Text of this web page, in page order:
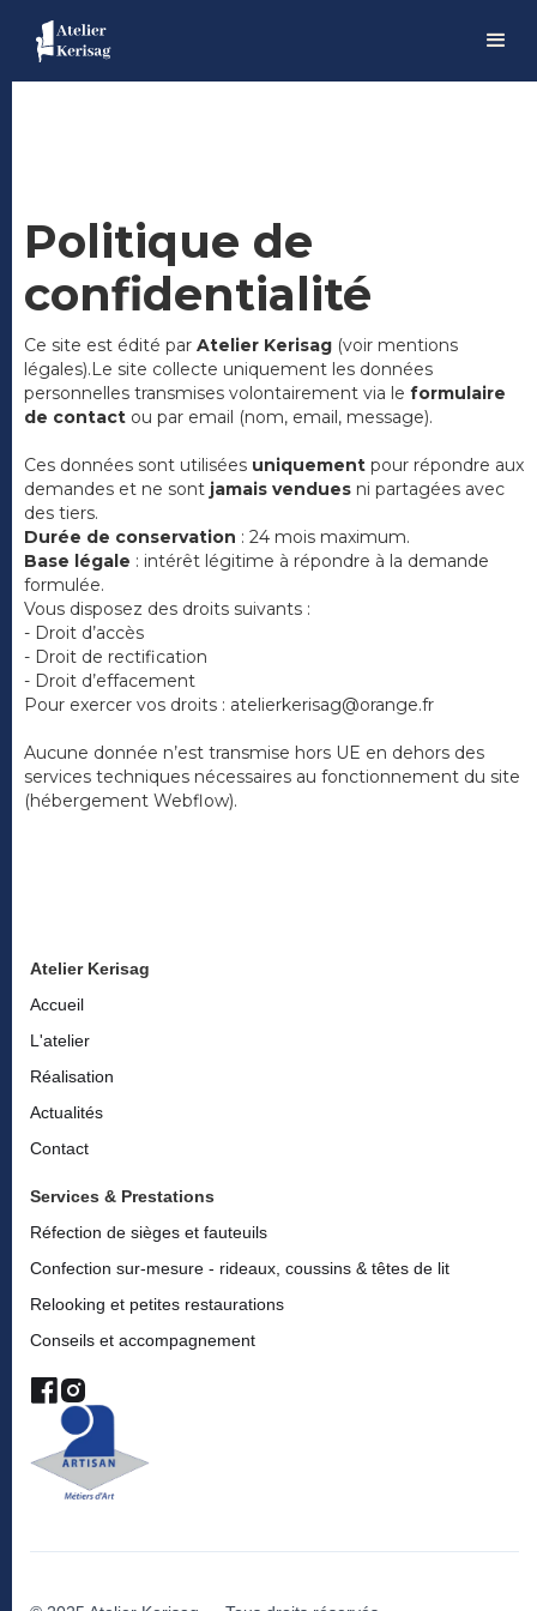
Politique de
confidentialité
Ce site est édité par Atelier Kerisag (voir mentions
légales).Le site collecte uniquement les données
personnelles transmises volontairement via le formulaire
de contact ou par email (nom, email, message).
Ces données sont utilisées uniquement pour répondre aux
demandes et ne sont jamais vendues ni partagées avec
des tiers.
Durée de conservation : 24 mois maximum.
Base légale : intérêt légitime à répondre à la demande
formulée.
Vous disposez des droits suivants :
- Droit d’accès
- Droit de rectification
- Droit d’effacement
Pour exercer vos droits : atelierkerisag@orange.fr
Aucune donnée n’est transmise hors UE en dehors des
services techniques nécessaires au fonctionnement du site
(hébergement Webflow).
Atelier Kerisag
Accueil
L'atelier
Réalisation
Actualités
Contact
Services & Prestations
Réfection de sièges et fauteuils
Confection sur-mesure - rideaux, coussins & têtes de lit
Relooking et petites restaurations
Conseils et accompagnement